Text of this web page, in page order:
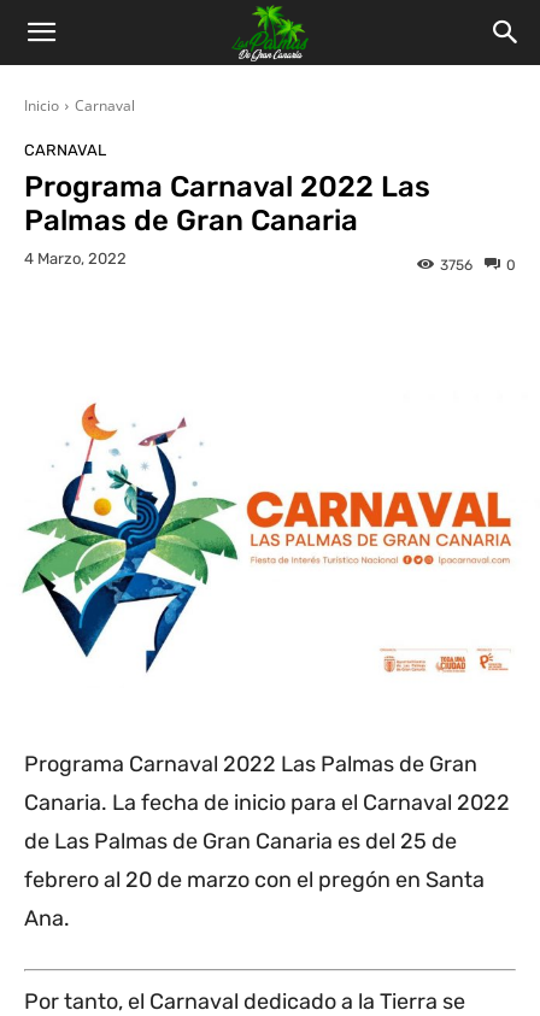
Inicio Carnaval
CARNAVAL
Programa Carnaval 2022 Las
Palmas de Gran Canaria
4 Marzo, 2022 0
3756
Programa Carnaval 2022 Las Palmas de Gran
Canaria. La fecha de inicio para el Carnaval 2022
de Las Palmas de Gran Canaria es del 25 de
febrero al 20 de marzo con el pregón en Santa
Ana.
Por tanto, el Carnaval dedicado a la Tierra se